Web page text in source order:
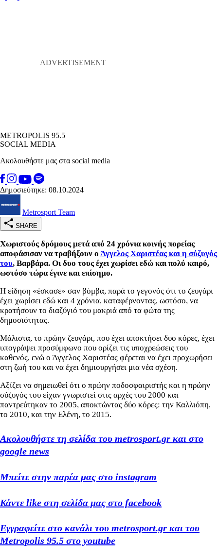
METROPOLIS 95.5
SOCIAL MEDIA
Ακολουθήστε μας στα social media
Δημοσιεύτηκε: 08.10.2024
Metrosport Team
SHARE
Χωριστούς δρόμους μετά από 24 χρόνια κοινής πορείας
αποφάσισαν να τραβήξουν ο Άγγελος Χαριστέας και η σύζυγός
του, Βαρβάρα. Οι δυο τους έχει χωρίσει εδώ και πολύ καιρό,
ωστόσο τώρα έγινε και επίσημο.
Η είδηση «έσκασε» σαν βόμβα, παρά το γεγονός ότι το ζευγάρι
έχει χωρίσει εδώ και 4 χρόνια, καταφέρνοντας, ωστόσο, να
κρατήσουν το διαζύγιό του μακριά από τα φώτα της
δημοσιότητας.
Μάλιστα, το πρώην ζευγάρι, που έχει αποκτήσει δυο κόρες, έχει
υπογράψει προσύμφωνο που ορίζει τις υποχρεώσεις του
καθενός, ενώ ο Άγγελος Χαριστέας φέρεται να έχει προχωρήσει
στη ζωή του και να έχει δημιουργήσει μια νέα σχέση.
Αξίζει να σημειωθεί ότι ο πρώην ποδοσφαιριστής και η πρώην
σύζυγός του είχαν γνωριστεί στις αρχές του 2000 και
παντρεύτηκαν το 2005, αποκτώντας δύο κόρες: την Καλλιόπη,
το 2010, και την Ελένη, το 2015.
Ακολουθήστε τη σελίδα του metrosport.gr και στο
google news
Μπείτε στην παρέα μας στο instagram
Κάντε like στη σελίδα μας στο facebook
Εγγραφείτε στο κανάλι του metrosport.gr και του
Metropolis 95.5 στο youtube